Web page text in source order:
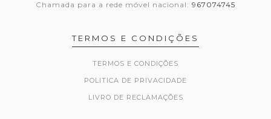
Chamada para a rede móvel nacional: 967074745
TERMOS E CONDIÇÕES
TERMOS E CONDIÇÕES
POLITICA DE PRIVACIDADE
LIVRO DE RECLAMAÇÕES